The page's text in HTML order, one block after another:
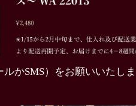
かSMS）をお願いいたし